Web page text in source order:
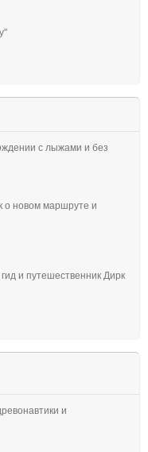
с лыжами и без
о новом маршруте и
и путешественник Дирк
и